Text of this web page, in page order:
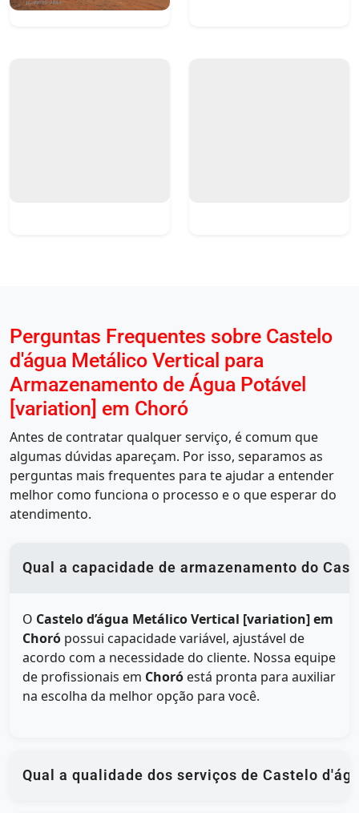
Perguntas Frequentes sobre Castelo
d'água Metálico Vertical para
Armazenamento de Água Potável
[variation] em Choró
Antes de contratar qualquer serviço, é comum que
algumas dúvidas apareçam. Por isso, separamos as
perguntas mais frequentes para te ajudar a entender
melhor como funciona o processo e o que esperar do
atendimento.
Qual a capacidade de armazenamento do
O Castelo d’água Metálico Vertical [variation] em
Choró possui capacidade variável, ajustável de
acordo com a necessidade do cliente. Nossa equipe
de profissionais em Choró está pronta para auxiliar
na escolha da melhor opção para você.
Qual a qualidade dos serviços de Castelo